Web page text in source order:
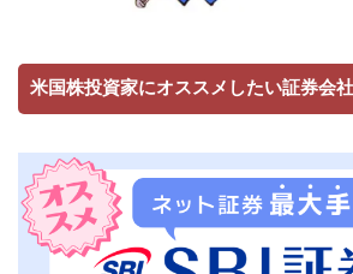
米国株投資家にオススメしたい証券会社